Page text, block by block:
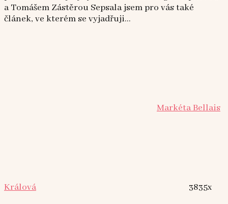
a Tomášem Zástěrou Sepsala jsem pro vás také
článek, ve kterém se vyjadřuji...
Markéta Bellais
Králová 3835x